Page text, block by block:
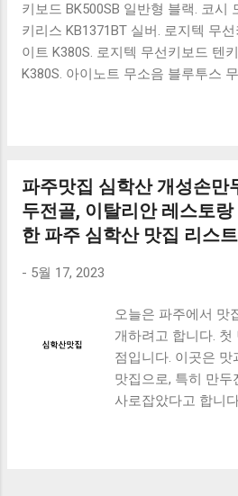
키보드 BK500SB 일반형 블랙. 코시
키리스 KB1371BT 실버. 로지텍 무
이트 K380S. 로지텍 무선키보드 텐
K380S. 아이노트 무소음 블루투스
OABTKBDA 퓨어 화이트. 코시 베
랙. 큐센 멤브레인 무선 키보드 블랙
키보드 구매를 고려하실 때, 추가 할
다양한 할인 혜택과 빠른배송 혜택
인해보세요. 추가할인 확인하기 상
도 많고, 가격도 다양해서 결정이 많
없습니다. 다양한 상품들을 상세스
해서 구매하실 수 있도록 순위 추천
러가기 추천상품 Best 유니콘 멀티
거치형 저소음 블루투스 키보드,
니콘 멀티페어링 스마트폰 태...
파주맛집 심학산 개성손만
두전골, 이탈리안 레스토
한 파주 심학산 맛집 리스트
- 5월 17, 2023
오늘은 파주에서 맛
개하려고 합니다.
점입니다. 이곳은
맛집으로, 특히 만
사로잡았다고 합니
먹으면 중독되는